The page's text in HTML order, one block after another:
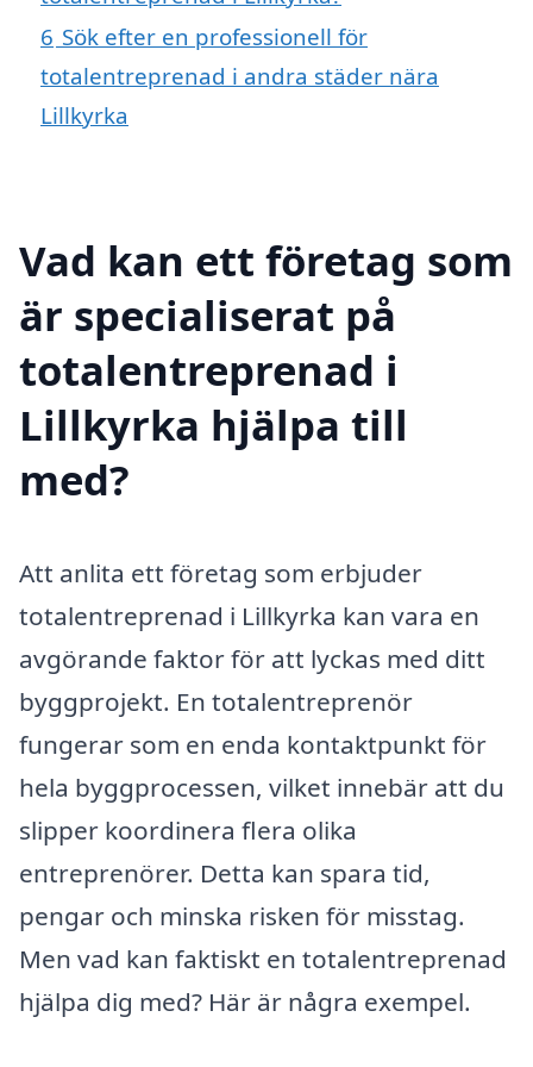
6 Sök efter en professionell för
totalentreprenad i andra städer nära
Lillkyrka
Vad kan ett företag som
är specialiserat på
totalentreprenad i
Lillkyrka hjälpa till
med?
Att anlita ett företag som erbjuder
totalentreprenad i Lillkyrka kan vara en
avgörande faktor för att lyckas med ditt
byggprojekt. En totalentreprenör
fungerar som en enda kontaktpunkt för
hela byggprocessen, vilket innebär att du
slipper koordinera flera olika
entreprenörer. Detta kan spara tid,
pengar och minska risken för misstag.
Men vad kan faktiskt en totalentreprenad
hjälpa dig med? Här är några exempel.